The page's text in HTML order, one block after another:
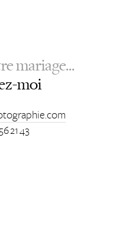
mariage...
moi
21 43